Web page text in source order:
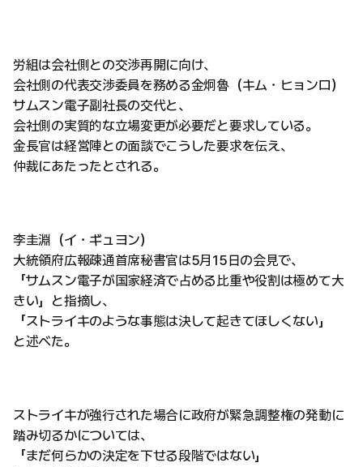
労組は会社側との交渉再開に向け、
会社側の代表交渉委員を務める金炯魯（キム・ヒョンロ）
サムスン電子副社長の交代と、
会社側の実質的な立場変更が必要だと要求している。
金長官は経営陣との面談でこうした要求を伝え、
仲裁にあたったとされる。
李圭淵（イ・ギュヨン）
大統領府広報疎通首席秘書官は5月15日の会見で、
「サムスン電子が国家経済で占める比重や役割は極めて大
きい」と指摘し、
「ストライキのような事態は決して起きてほしくない」
と述べた。
ストライキが強行された場合に政府が緊急調整権の発動に
踏み切るかについては、
「まだ何らかの決定を下せる段階ではない」